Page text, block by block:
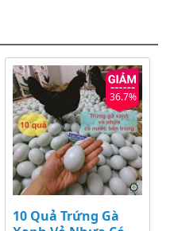
36.7%
10 Quả Trứng Gà